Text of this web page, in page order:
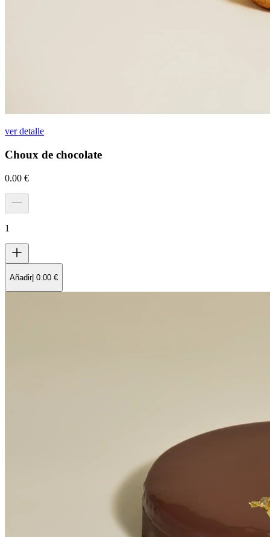
ver detalle
Choux de chocolate
0.00 €
1
Añadir| 0.00 €